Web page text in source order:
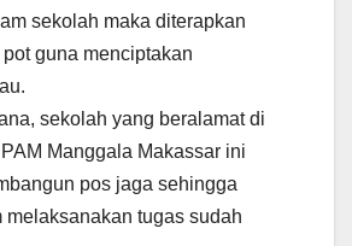
sekolah maka diterapkan
guna menciptakan
sekolah yang beralamat di
Manggala Makassar ini
pos jaga sehingga
melaksanakan tugas sudah